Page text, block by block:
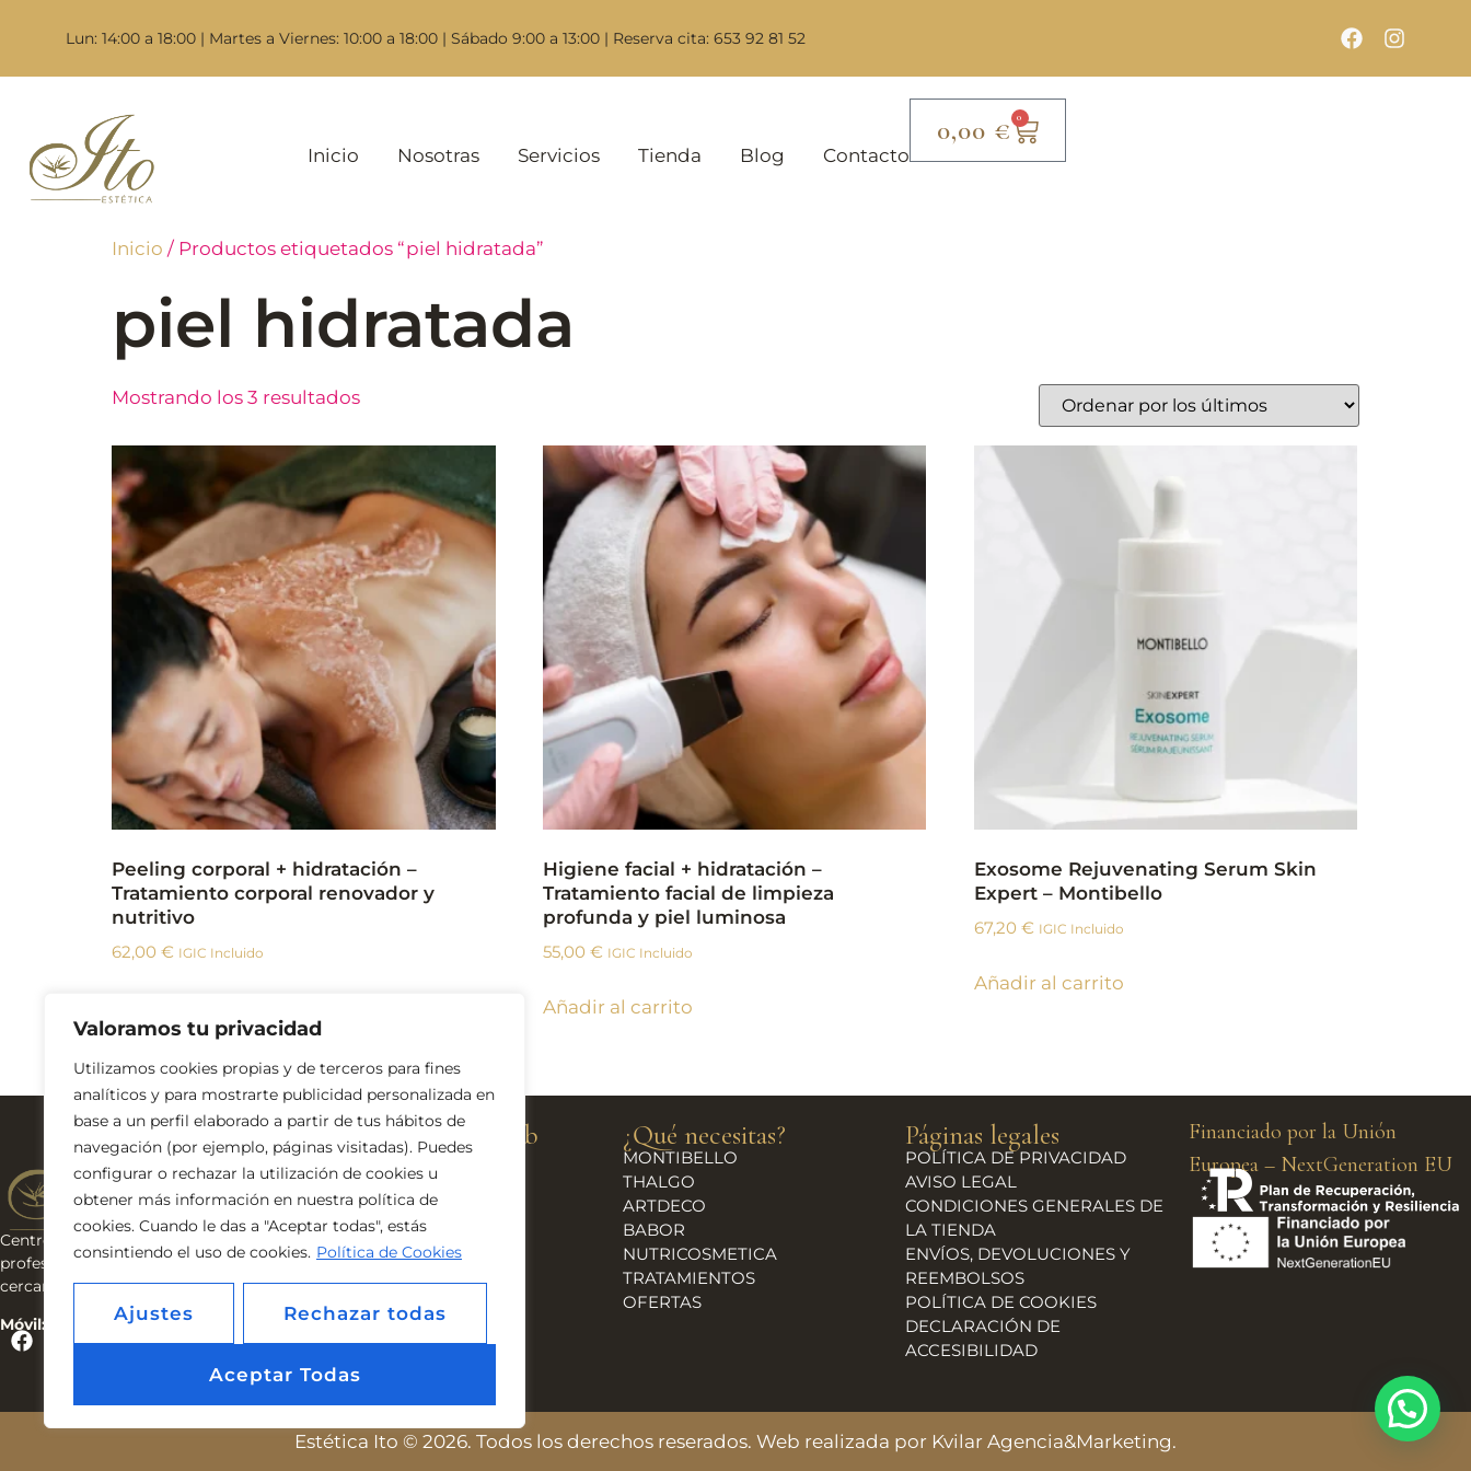
Valoramos tu privacidad
Utilizamos cookies propias y de terceros para fines
analíticos y para mostrarte publicidad personalizada en
base a un perfil elaborado a partir de tus hábitos de
navegación (por ejemplo, páginas visitadas). Puedes
configurar o rechazar la utilización de cookies u
obtener más información en nuestra política de
cookies. Cuando le das a "Aceptar todas", estás
consintiendo el uso de cookies. Política de Cookies
Ajustes Rechazar todas
Aceptar Todas
Lun: 14:00 a 18:00 | Martes a Viernes: 10:00 a 18:00 | Sábado 9:00 a 13:00 | Reserva cita: 653 92 81 52
Inicio Nosotras Servicios Tienda Blog Contacto
0,00 € 0
Inicio / Productos etiquetados “piel hidratada”
piel hidratada
Mostrando los 3 resultados
Peeling corporal + hidratación –
Tratamiento corporal renovador y
nutritivo
62,00 € IGIC Incluido
Higiene facial + hidratación –
Tratamiento facial de limpieza
profunda y piel luminosa
55,00 € IGIC Incluido
Añadir al carrito
Exosome Rejuvenating Serum Skin
Expert – Montibello
67,20 € IGIC Incluido
Añadir al carrito
Centro de estética & bienestar. Cosmética
profesional, tratamientos avanzados y trato
cercano en Tenerife.
Móvil: 653 928 152
Navega por la web
INICIO
NOSOTRAS
SERVICIOS
TIENDA
BLOG
CONTACTO
¿Qué necesitas?
MONTIBELLO
THALGO
ARTDECO
BABOR
NUTRICOSMETICA
TRATAMIENTOS
OFERTAS
Páginas legales
POLÍTICA DE PRIVACIDAD
AVISO LEGAL
CONDICIONES GENERALES DE
LA TIENDA
ENVÍOS, DEVOLUCIONES Y
REEMBOLSOS
POLÍTICA DE COOKIES
DECLARACIÓN DE
ACCESIBILIDAD
Financiado por la Unión
Europea – NextGeneration EU
Estética Ito © 2026. Todos los derechos reserados. Web realizada por Kvilar Agencia&Marketing.